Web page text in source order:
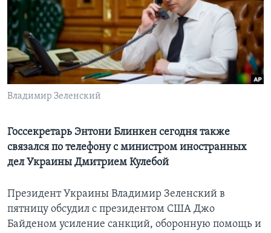
Learning English
СОЦИАЛЬНЫЕ СЕТИ
Владимир Зеленский
Госсекретарь Энтони Блинкен сегодня также
связался по телефону с министром иностранных
дел Украины Дмитрием Кулебой
Президент Украины Владимир Зеленский в
пятницу обсудил с президентом США Джо
Байденом усиление санкций, оборонную помощь и